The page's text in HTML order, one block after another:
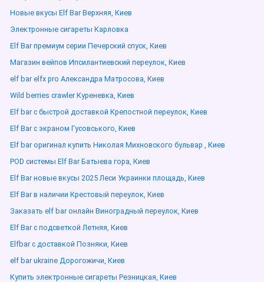
Новые вкусы Elf Bar Верхняя, Киев
Электронные сигареты Карловка
Elf Bar премиум серии Печерский спуск, Киев
Магазин вейпов Ипсилантиевский переулок, Киев
elf bar elfx pro Александра Матросова, Киев
Wild berries crawler Куреневка, Киев
Elf bar с быстрой доставкой Крепостной переулок, Киев
Elf Bar с экраном Гусовського, Киев
Elf bar оригинал купить Николая Михновского бульвар , Киев
POD системы Elf Bar Батыева гора, Киев
Elf Bar новые вкусы 2025 Леси Украинки площадь, Киев
Elf Bar в наличии Крестовый переулок, Киев
Заказать elf bar онлайн Виноградный переулок, Киев
Elf Bar с подсветкой Летняя, Киев
Elfbar с доставкой Позняки, Киев
elf bar ukraine Дорогожичи, Киев
Купить электронные сигареты Резницкая, Киев